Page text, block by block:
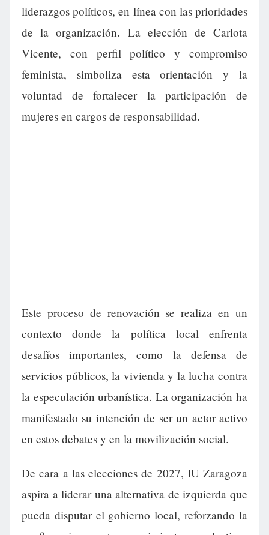
liderazgos políticos, en línea con las prioridades
de la organización. La elección de Carlota
Vicente, con perfil político y compromiso
feminista, simboliza esta orientación y la
voluntad de fortalecer la participación de
mujeres en cargos de responsabilidad.
Este proceso de renovación se realiza en un
contexto donde la política local enfrenta
desafíos importantes, como la defensa de
servicios públicos, la vivienda y la lucha contra
la especulación urbanística. La organización ha
manifestado su intención de ser un actor activo
en estos debates y en la movilización social.
De cara a las elecciones de 2027, IU Zaragoza
aspira a liderar una alternativa de izquierda que
pueda disputar el gobierno local, reforzando la